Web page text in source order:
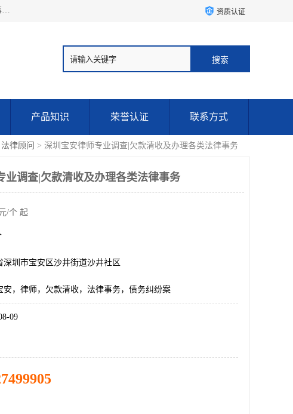
广东鹏合律师事务所主要业务范围：法律顾问、刑事案件、劳动争议；主要业务有：机关、事业单位、私人常年法律顾问；刑事案件辩护、案件代理、犯罪辩护、取保候审等法律事务；以及劳动合同、工伤、工资、辞退、开除等劳动法律事务；多年来，欧辉律师团队一直秉承“以信为本，以法为业”的执业理念，用自己的专业所长为当事人提供优质法律服务，深得当事人的一致好评及信赖。 资质认证
产品知识 荣誉认证 联系方式
法律顾问 > 深圳宝安律师专业调查|欠款清收及办理各类法律事务
业调查|欠款清收及办理各类法律事务
/个 起
深圳市宝安区沙井街道沙井社区
安，律师，欠款清收，法律事务，债务纠纷案
09